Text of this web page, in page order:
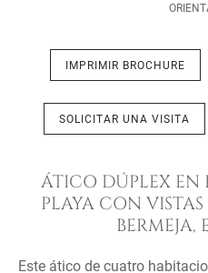
IMPRIMIR BROCHURE
SOLICITAR UNA VISITA
ÁTICO DÚPLEX EN
PLAYA CON
BERMEJA,
Este ático de cuatro